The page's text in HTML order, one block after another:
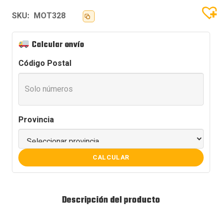
E
GAMING
cantidad
SKU: MOT328
Calcular envío
Código Postal
Provincia
CALCULAR
Descripción del producto